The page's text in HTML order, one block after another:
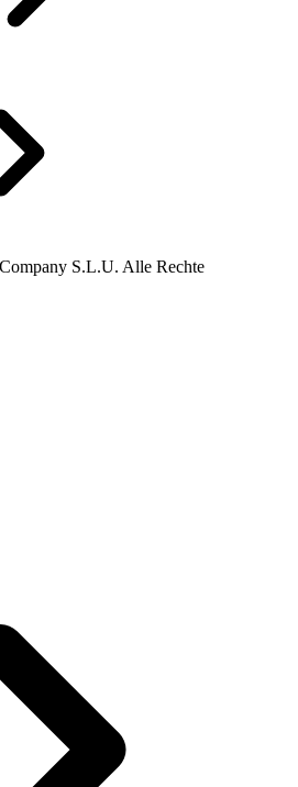
S.L.U. Alle Rechte